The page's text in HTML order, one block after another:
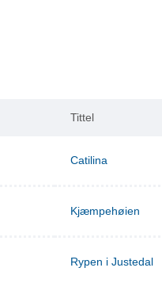
Tittel
Catilina
Kjæmpehøien
Rypen i Justedal